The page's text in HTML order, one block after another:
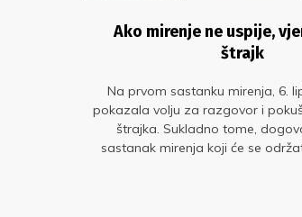
Ako mirenje ne uspije,
štrajk
Na prvom sastanku mirenja, 6.
pokazala volju za razgovor i
štrajka. Sukladno tome,
sastanak mirenja koji će se